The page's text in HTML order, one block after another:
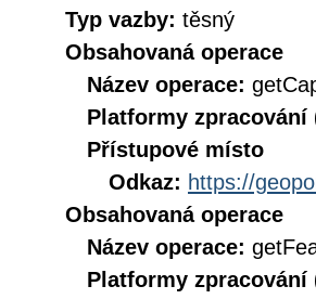
Typ vazby: těsný
Obsahovaná operace
Název operace:
Platformy zpracování
Přístupové místo
Odkaz: https://
Obsahovaná operace
Název operace:
Platformy zpracování